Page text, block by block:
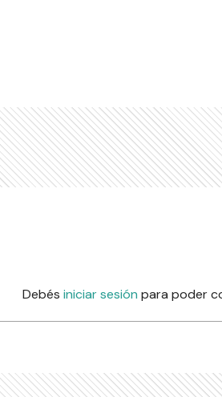
Debés iniciar sesión para poder